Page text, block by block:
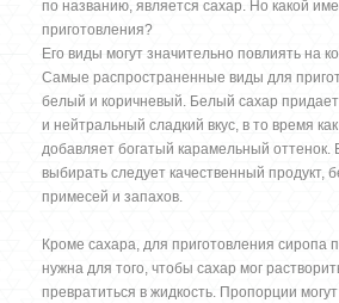
по названию, является сахар. Но какой
приготовления?
Его виды могут значительно повлиять на
Самые распространенные виды для
белый и коричневый. Белый сахар
и нейтральный сладкий вкус, в то время
добавляет богатый карамельный оттенок.
выбирать следует качественный продукт,
примесей и запахов.
Кроме сахара, для приготовления сиропа
нужна для того, чтобы сахар мог
превратиться в жидкость. Пропорции